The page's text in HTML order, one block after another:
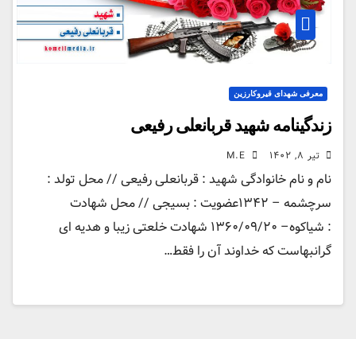
معرفی شهدای قیروکارزین
زندگینامه شهید قربانعلی رفیعی
تیر ۸, ۱۴۰۲
نام و نام خانوادگی شهید : قربانعلی رفیعی // محل تولد :
سرچشمه – ۱۳۴۲عضویت : بسیجی // محل شهادت
: شیاکوه– ۱۳۶۰/۰۹/۲۰ شهادت خلعتی زیبا و هدیه ای
گرانبهاست که خداوند آن را فقط…